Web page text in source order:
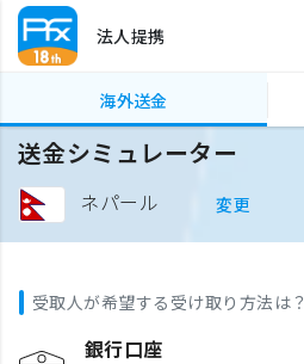
法人提携
海外送金
送金シミュレーター
ネパール 変更
受取人が希望する受け取り方法は？
銀行口座